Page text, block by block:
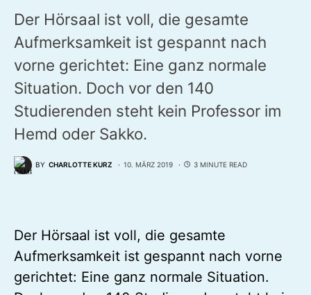
Der Hörsaal ist voll, die gesamte
Aufmerksamkeit ist gespannt nach
vorne gerichtet: Eine ganz normale
Situation. Doch vor den 140
Studierenden steht kein Professor im
Hemd oder Sakko.
BY CHARLOTTE KURZ 10. MÄRZ 2019 3 MINUTE READ
Der Hörsaal ist voll, die gesamte
Aufmerksamkeit ist gespannt nach vorne
gerichtet: Eine ganz normale Situation.